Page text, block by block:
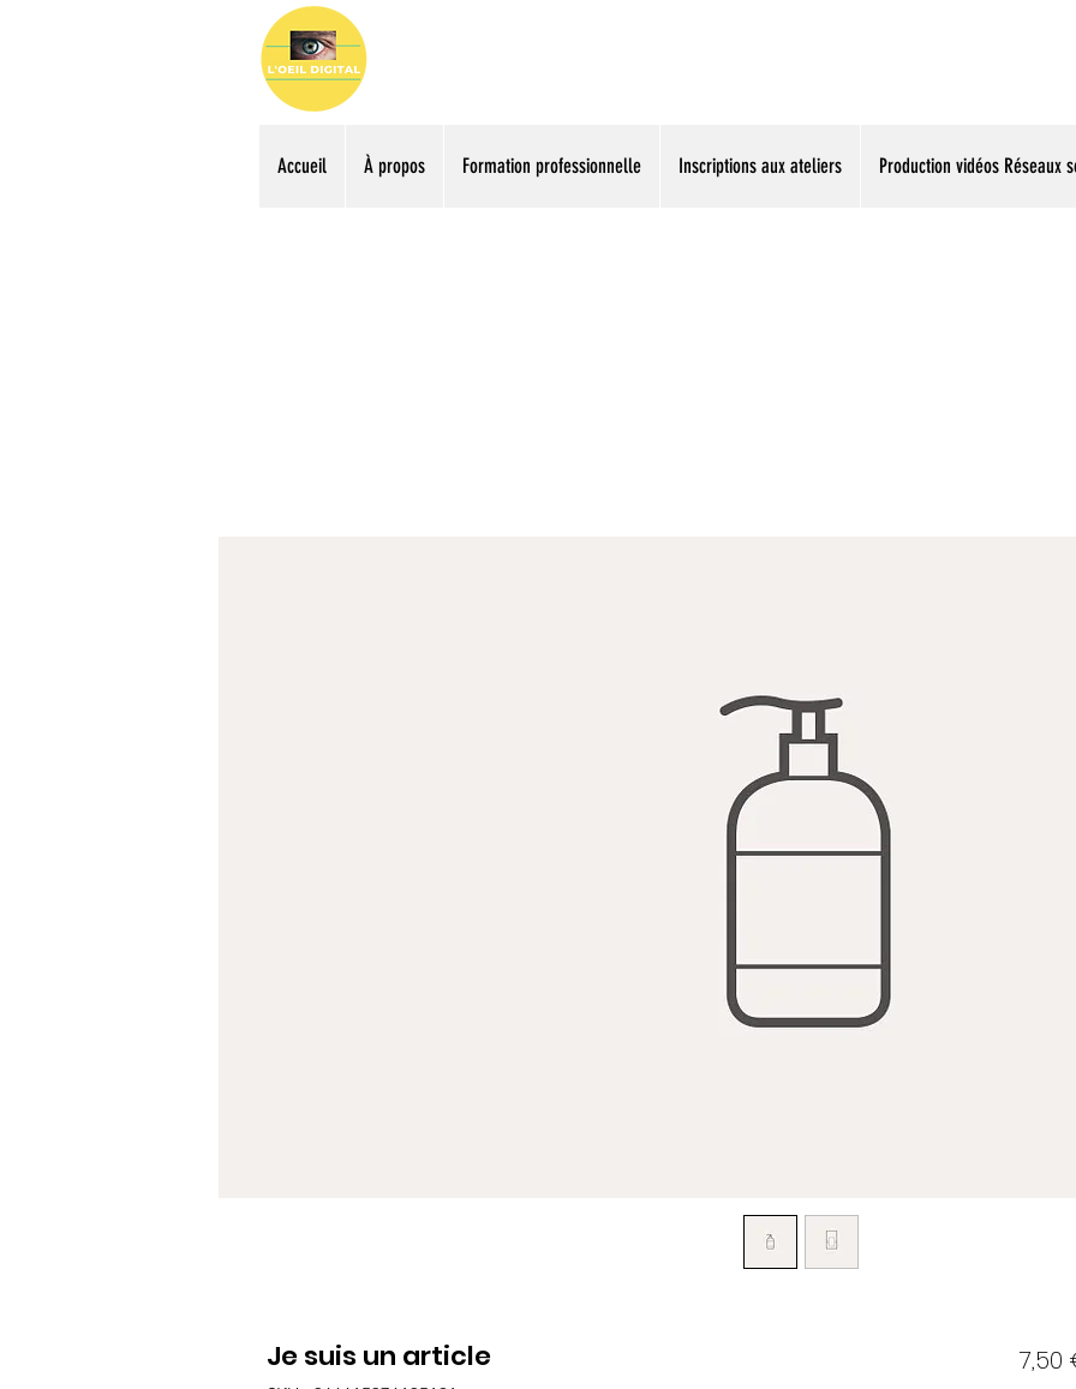
Accueil À propos Formation professionnelle Inscriptions aux ateliers Production vidéos Réseaux
Je suis un article 7,50